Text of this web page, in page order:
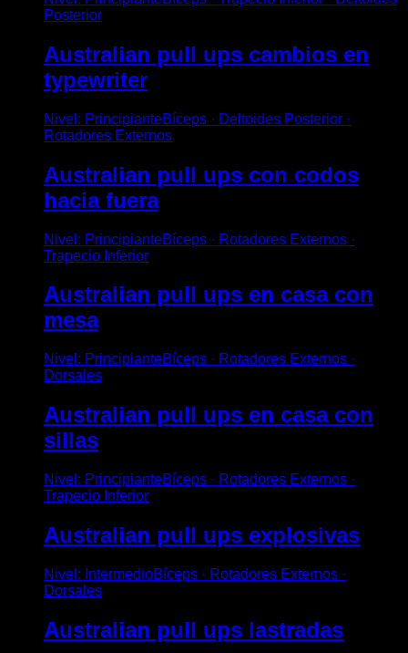
Posterior
Australian pull ups cambios en
typewriter
Nivel : PrincipianteBíceps · Deltoides Posterior ·
Rotadores Externos
Australian pull ups con codos
hacia fuera
Nivel : PrincipianteBíceps · Rotadores Externos ·
Trapecio Inferior
Australian pull ups en casa con
mesa
Nivel : PrincipianteBíceps · Rotadores Externos ·
Dorsales
Australian pull ups en casa con
sillas
Nivel : PrincipianteBíceps · Rotadores Externos ·
Trapecio Inferior
Australian pull ups explosivas
Nivel : IntermedioBíceps · Rotadores Externos ·
Dorsales
Australian pull ups lastradas